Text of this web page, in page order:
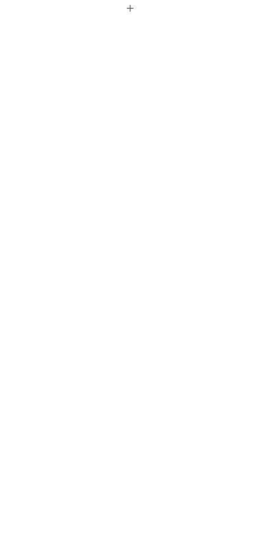
ます。あらかじめご了承くださ
ドウレタン